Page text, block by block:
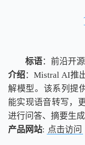
标语：前沿开
介绍：Mistral AI推
解模型。该系列提
能实现语音转写，
进行问答、摘要生成
产品网站: 点击访问